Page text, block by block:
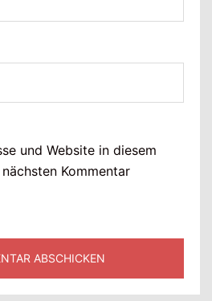
und Website in diesem
Kommentar